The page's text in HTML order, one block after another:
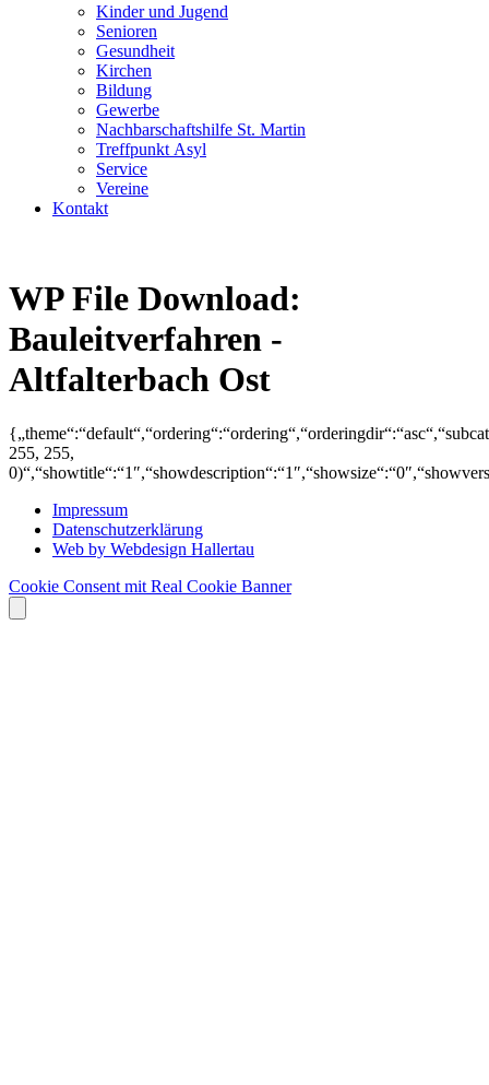
Kinder und Jugend
Senioren
Gesundheit
Kirchen
Bildung
Gewerbe
Nachbarschaftshilfe St. Martin
Treffpunkt Asyl
Service
Vereine
Kontakt
WP File Download:
Bauleitverfahren -
Altfalterbach Ost
255, 255,
Impressum
Datenschutzerklärung
Web by Webdesign Hallertau
Cookie Consent mit Real Cookie Banner